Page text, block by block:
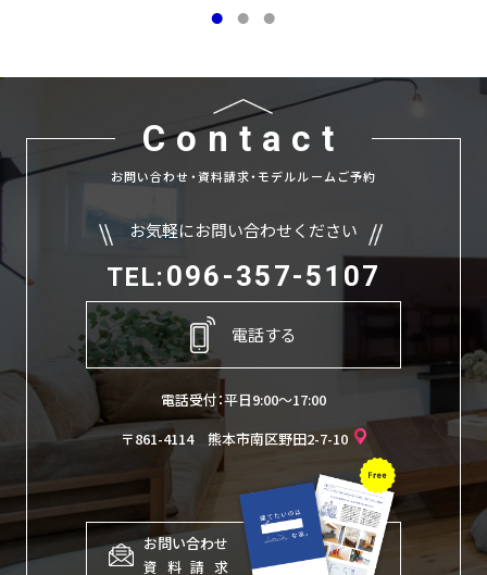
Contact
お問い合わせ・資料請求・モデルルームご予約
お気軽にお問い合わせください
TEL:096-357-5107
電話する
電話受付：平日9:00〜17:00
〒861-4114 熊本市南区野田2-7-10
お問い合わせ
資 料 請 求